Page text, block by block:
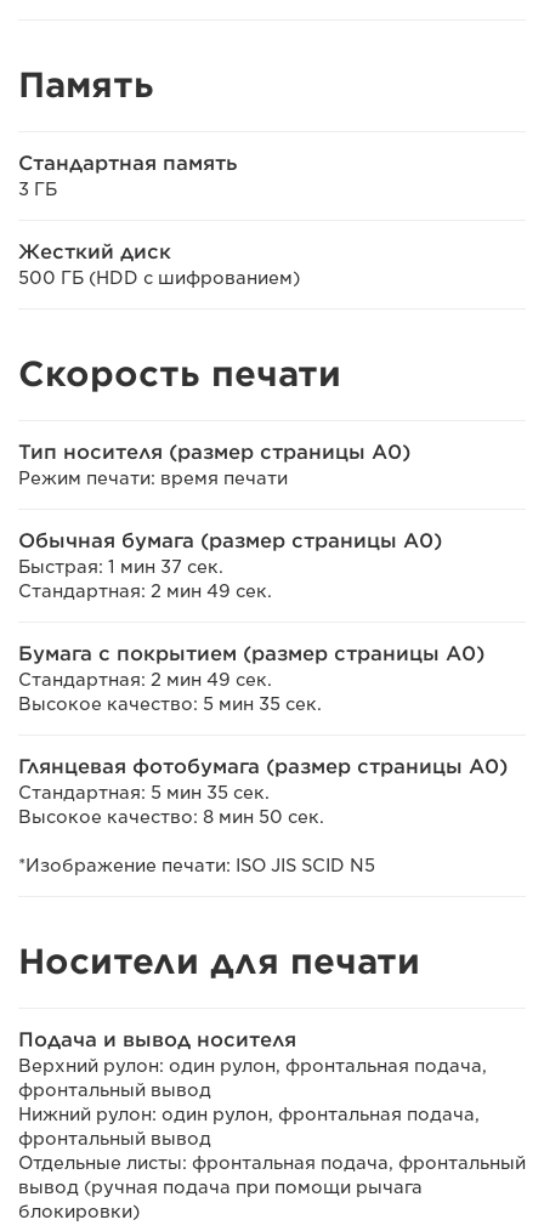
Память
Стандартная память
3 ГБ
Жесткий диск
500 ГБ (HDD с шифрованием)
Скорость печати
Тип носителя (размер страницы A0)
Режим печати: время печати
Обычная бумага (размер страницы A0)
Быстрая: 1 мин 37 сек.
Стандартная: 2 мин 49 сек.
Бумага с покрытием (размер страницы A0)
Стандартная: 2 мин 49 сек.
Высокое качество: 5 мин 35 сек.
Глянцевая фотобумага (размер страницы A0)
Стандартная: 5 мин 35 сек.
Высокое качество: 8 мин 50 сек.
*Изображение печати: ISO JIS SCID N5
Носители для печати
Подача и вывод носителя
Верхний рулон: один рулон, фронтальная подача,
фронтальный вывод
Нижний рулон: один рулон, фронтальная подача,
фронтальный вывод
Отдельные листы: фронтальная подача, фронтальный
вывод (ручная подача при помощи рычага
блокировки)